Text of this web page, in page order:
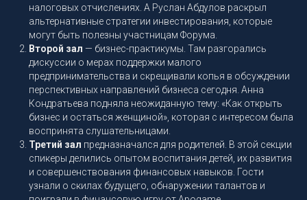
налоговых отчислениях. А Руслан Абдулов раскрыл
альтернативные стратегии инвестирования, которые
могут быть полезны участницам Форума.
Второй зал — бизнес-практикумы. Там разгорались
дискуссии о мерах поддержки малого
предпринимательства и скрещивали копья в обсуждении
перспективных направлений бизнеса сегодня. Анна
Кондратьева подняла неожиданную тему: «Как открыть
бизнес и остаться женщиной», которая с интересом была
воспринята слушательницами.
Третий зал предназначался для родителей. В этой секции
спикеры делились опытом воспитания детей, их развития
и совершенствования финансовых навыков. Гости
узнали о скилах будущего, обнаружении талантов и